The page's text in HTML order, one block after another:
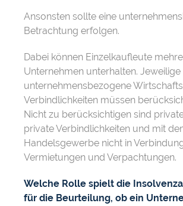
Ansonsten sollte eine
Betrachtung erfolgen.
Dabei können Einzelkaufleute
Unternehmen unterhalten. Jeweilige
unternehmensbezogene
Verbindlichkeiten müssen
Nicht zu berücksichtigen sind
private Verbindlichkeiten und mit
Handelsgewerbe nicht in
Vermietungen und Verpachtungen.
Welche Rolle spielt die
für die Beurteilung, ob ein